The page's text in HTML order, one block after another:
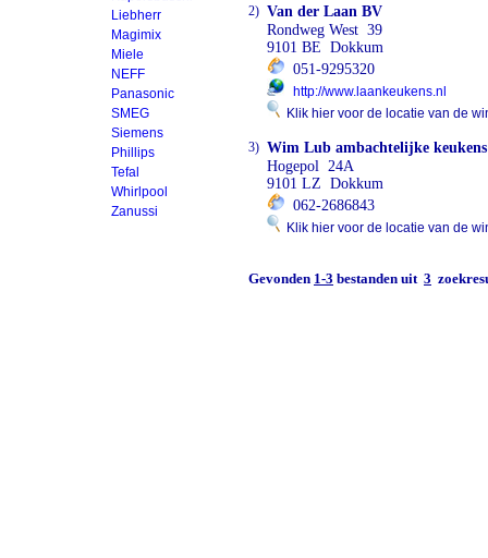
Liebherr
Magimix
Miele
NEFF
Panasonic
SMEG
Siemens
Phillips
Tefal
Whirlpool
Zanussi
2) Van der Laan BV
Rondweg West 39
9101 BE Dokkum
051-9295320
http://www.laankeukens.nl
Klik hier voor de locatie van de
3) Wim Lub ambachtelijke keukens
Hogepol 24A
9101 LZ Dokkum
062-2686843
Klik hier voor de locatie van de
Gevonden 1-3 bestanden uit 3